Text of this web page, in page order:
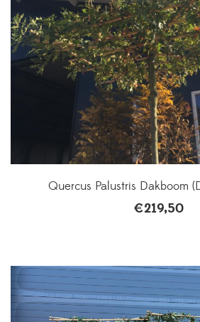
Quercus Palustris Dakboom
€219,50